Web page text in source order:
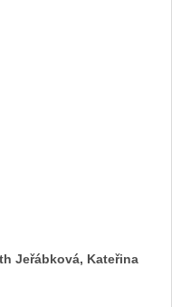
Jeřábková, Kateřina